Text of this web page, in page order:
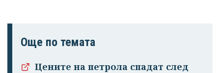
Още по темата
Цените на петрола спадат след